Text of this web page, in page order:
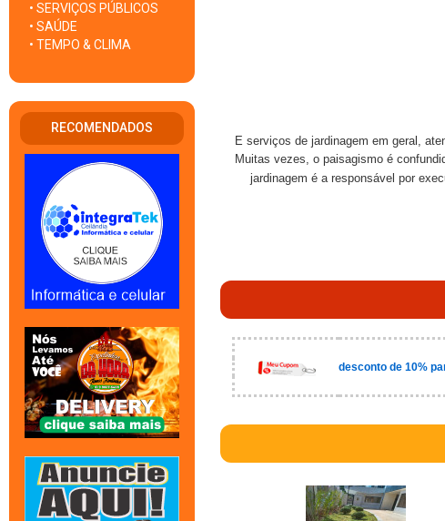
• SERVIÇOS PÚBLICOS
• SAÚDE
• TEMPO & CLIMA
RECOMENDADOS
E serviços de jardinagem em geral,
Muitas vezes, o paisagismo é
jardinagem é a responsável por
desconto de 10%